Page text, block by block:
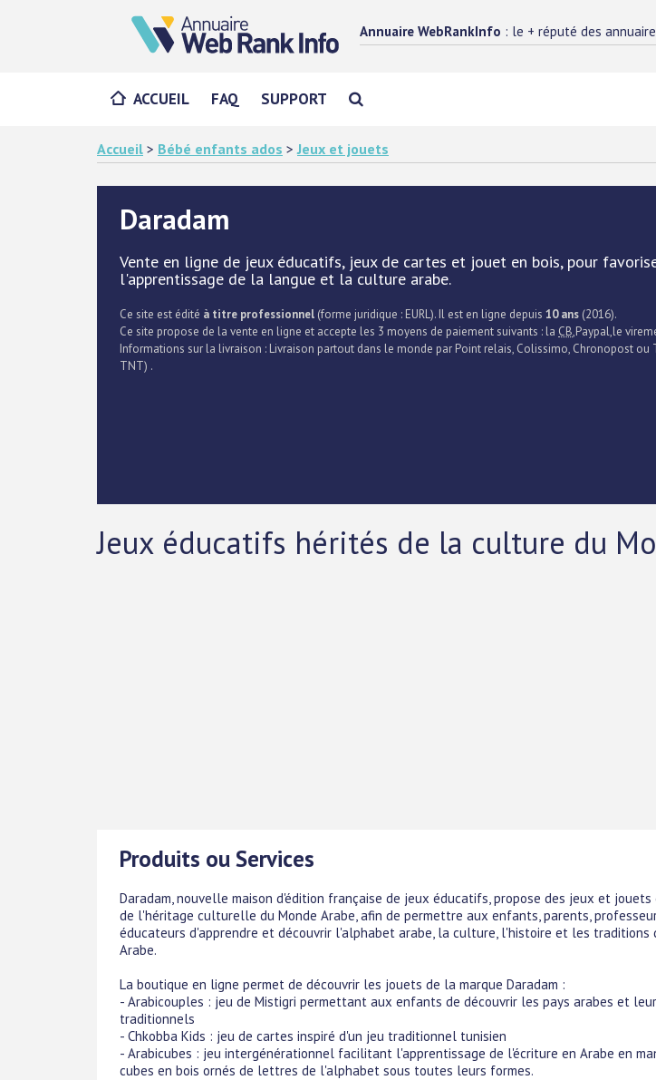
Annuaire WebRankInfo : le + réputé des
ACCUEIL FAQ SUPPORT
Accueil > Bébé enfants ados >Jeux et jouets
Daradam
Vente en ligne de jeux éducatifs, jeux de cartes et jouet en bois, pour
l'apprentissage de la langue et la culture arabe.
Ce site est édité à titre professionnel (forme juridique : EURL). Il est en ligne depuis 10 ans (2016).
Ce site propose de la vente en ligne et accepte les 3 moyens de paiement suivants : la CB,Paypal,le
Informations sur la livraison : Livraison partout dans le monde par Point relais, Colissimo, Chronopost ou
TNT) .
Jeux éducatifs hérités de la culture du
Produits ou Services
Daradam, nouvelle maison d'édition française de jeux éducatifs, propose des jeux et
de l'héritage culturelle du Monde Arabe, afin de permettre aux enfants, parents,
éducateurs d'apprendre et découvrir l'alphabet arabe, la culture, l'histoire et les traditions
Arabe.
La boutique en ligne permet de découvrir les jouets de la marque Daradam :
- Arabicouples : jeu de Mistigri permettant aux enfants de découvrir les pays arabes et
traditionnels
- Chkobba Kids : jeu de cartes inspiré d'un jeu traditionnel tunisien
- Arabicubes : jeu intergénérationnel facilitant l'apprentissage de l'écriture en Arabe en
cubes en bois ornés de lettres de l'alphabet sous toutes leurs formes.